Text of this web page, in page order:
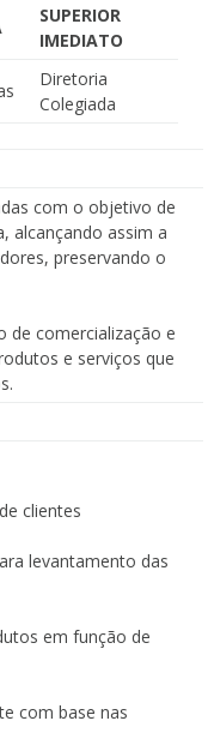
SUPERIOR
IMEDIATO
Diretoria
Colegiada
com o objetivo de
alcançando assim a
preservando o
de comercialização e
e serviços que
clientes
levantamento das
em função de
com base nas